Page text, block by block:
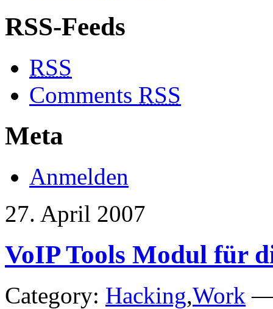
RSS-Feeds
RSS
Comments RSS
Meta
Anmelden
27. April 2007
VoIP Tools Modul für
Category: Hacking,Work —